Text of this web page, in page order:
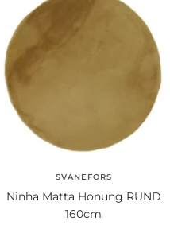
SVANEFORS
Ninha Matta Honung RUND
160cm